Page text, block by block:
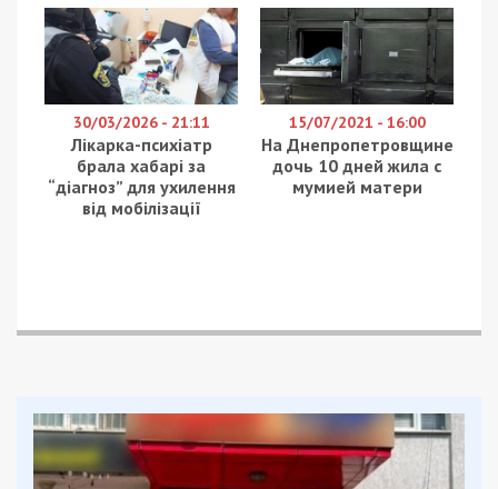
Сегодня утром в большинстве районов города
образовались очереди днепрян, желающих
добраться на работу. Парализованными из-за
грузового транспорта, что застрял на трассе,
оказались Игрень, Слобожанский проспект,
Приднепровск. Полностью отрезанными от
жизни оказались Западный и Покровский. Во
всех районах города, в том числе, в центре, на
Богдана Хмельницкого и Рабочей, не смог выйти